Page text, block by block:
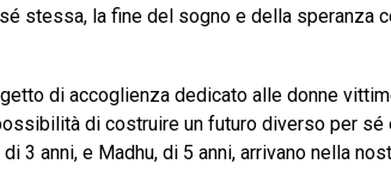
stessa, la fine del sogno e della speranza
di accoglienza dedicato alle donne
di costruire un futuro diverso per sé
3 anni, e Madhu, di 5 anni, arrivano nella